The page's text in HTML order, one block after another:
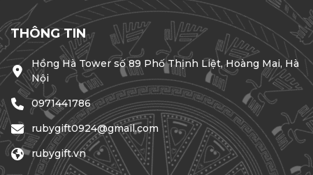
THÔNG TIN
Hồng Hà Tower số 89 Phố Thịnh Liệt, Hoàng Mai, Hà
Nội
0971441786
rubygift0924@gmail.com
rubygift.vn